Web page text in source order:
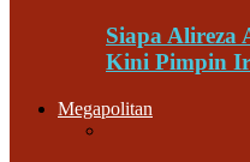
Siapa Alireza
Kini Pimpin
Megapolitan